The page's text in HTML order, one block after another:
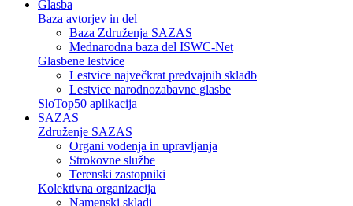
Glasba
Baza avtorjev in del
Baza Združenja SAZAS
Mednarodna baza del ISWC-Net
Glasbene lestvice
Lestvice največkrat predvajnih skladb
Lestvice narodnozabavne glasbe
SloTop50 aplikacija
SAZAS
Združenje SAZAS
Organi vodenja in upravljanja
Strokovne službe
Terenski zastopniki
Kolektivna organizacija
Namenski skladi